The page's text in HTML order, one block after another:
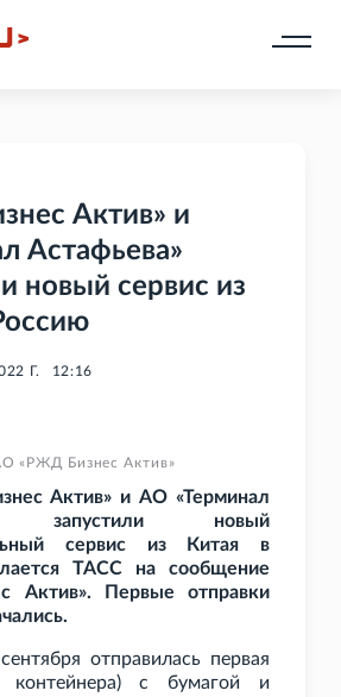
Актив» и
Астафьева»
новый сервис из
Г. 12:16
«РЖД Бизнес Актив»
Актив» и АО «Терминал
запустили новый
сервис из Китая в
ТАСС на сообщение
Актив». Первые отправки
отправилась первая
контейнера) с бумагой и